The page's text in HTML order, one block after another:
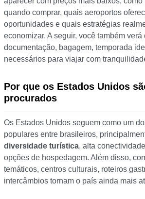
quando comprar, quais aeroportos
oportunidades e quais estratégias
economizar. A seguir, você também verá
documentação, bagagem, temporada
necessários para viajar com
Por que os Estados Unidos
procurados
Os Estados Unidos seguem como um
populares entre brasileiros,
diversidade turística, alta
opções de hospedagem. Além disso,
temáticos, centros culturais, roteiros
intercâmbios tornam o país ainda mais